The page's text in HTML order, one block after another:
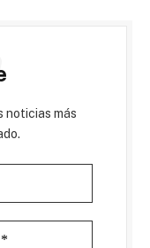
noticias más